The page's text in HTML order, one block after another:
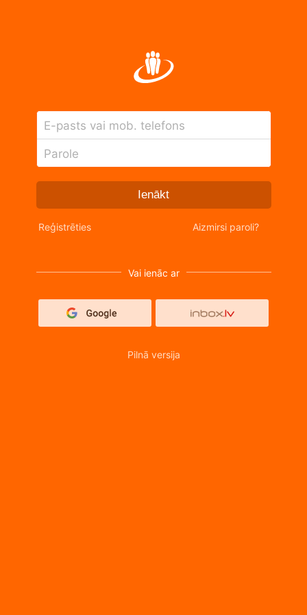
E-pasts vai mob. telefons
Parole
Ienākt
Reģistrēties Aizmirsi paroli?
Vai ienāc ar
Pilnā versija